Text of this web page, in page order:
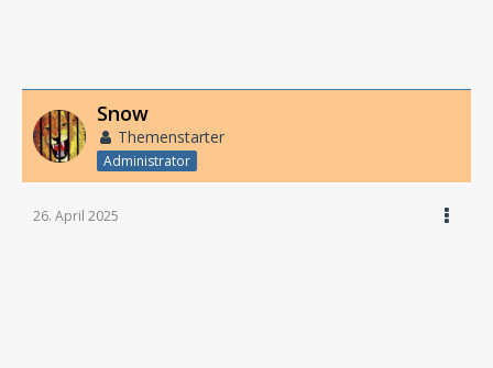
Snow
Themenstarter
Administrator
26. April 2025